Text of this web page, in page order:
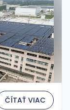
ČÍTAŤ VIAC